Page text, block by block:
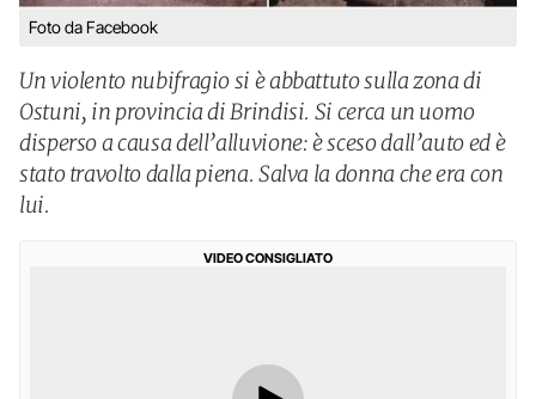
Foto da Facebook
Un violento nubifragio si è abbattuto sulla zona di
Ostuni, in provincia di Brindisi. Si cerca un uomo
disperso a causa dell’alluvione: è sceso dall’auto ed è
stato travolto dalla piena. Salva la donna che era con
lui.
VIDEO CONSIGLIATO